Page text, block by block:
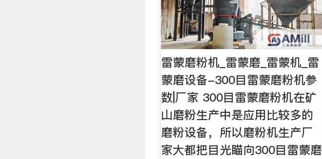
雷蒙磨粉机_雷蒙磨_雷蒙机_雷
蒙磨设备-300目雷蒙磨粉机参
数|厂家 300目雷蒙磨粉机在矿
山磨粉生产中是应用比较多的
磨粉设备，所以磨粉机生产厂
家大都把目光瞄向300目雷蒙磨